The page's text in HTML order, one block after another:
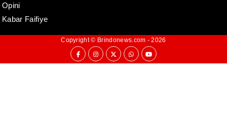
Opini
Kabar Faifiye
Copyright © Brindonews.com - 2026